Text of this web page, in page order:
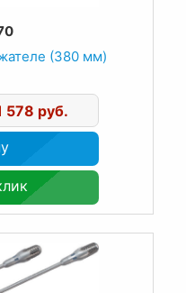
(380 мм)
578 руб.